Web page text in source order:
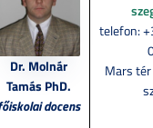
Dr. Molnár
Tamás PhD.
docens
telefon:
Mars